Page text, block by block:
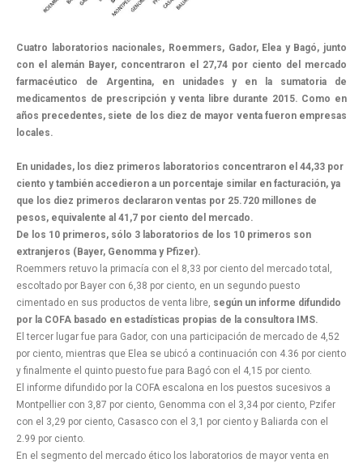
Cuatro laboratorios nacionales, Roemmers, Gador, Elea y Bagó, junto
con el alemán Bayer, concentraron el 27,74 por ciento del mercado
farmacéutico de Argentina, en unidades y en la sumatoria de
medicamentos de prescripción y venta libre durante 2015. Como en
años precedentes, siete de los diez de mayor venta fueron empresas
locales.
En unidades, los diez primeros laboratorios concentraron el 44,33 por
ciento y también accedieron a un porcentaje similar en facturación, ya
que los diez primeros declararon ventas por 25.720 millones de
pesos, equivalente al 41,7 por ciento del mercado.
De los 10 primeros, sólo 3 laboratorios de los 10 primeros son
extranjeros (Bayer, Genomma y Pfizer).
Roemmers retuvo la primacía con el 8,33 por ciento del mercado total,
escoltado por Bayer con 6,38 por ciento, en un segundo puesto
cimentado en sus productos de venta libre, según un informe difundido
por la COFA basado en estadísticas propias de la consultora IMS.
El tercer lugar fue para Gador, con una participación de mercado de 4,52
por ciento, mientras que Elea se ubicó a continuación con 4.36 por ciento
y finalmente el quinto puesto fue para Bagó con el 4,15 por ciento.
El informe difundido por la COFA escalona en los puestos sucesivos a
Montpellier con 3,87 por ciento, Genomma con el 3,34 por ciento, Pzifer
con el 3,29 por ciento, Casasco con el 3,1 por ciento y Baliarda con el
2.99 por ciento.
En el segmento del mercado ético los laboratorios de mayor venta en